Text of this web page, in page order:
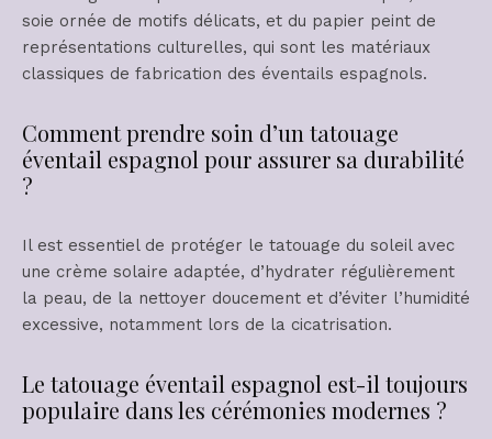
soie ornée de motifs délicats, et du papier peint de
représentations culturelles, qui sont les matériaux
classiques de fabrication des éventails espagnols.
Comment prendre soin d’un tatouage
éventail espagnol pour assurer sa durabilité
?
Il est essentiel de protéger le tatouage du soleil avec
une crème solaire adaptée, d’hydrater régulièrement
la peau, de la nettoyer doucement et d’éviter l’humidité
excessive, notamment lors de la cicatrisation.
Le tatouage éventail espagnol est-il toujours
populaire dans les cérémonies modernes ?